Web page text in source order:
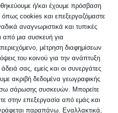
ή/και έχουμε πρόσβαση
cookies και επεξεργαζόμαστε
αναγνωριστικά και τυπικές
από μια συσκευή για
περιεχόμενο, μέτρηση διαφημίσεων
του κοινού για την ανάπτυξη
σας, εμείς και οι συνεργάτες
ακριβή δεδομένα γεωγραφικής
σάρωσης συσκευών. Μπορείτε
στην επεξεργασία από εμάς και
παραπάνω. Εναλλακτικά,
στην
φάση
ενώ επιδίωξη
η σύνδεσή του με
που αναπτύσσεται